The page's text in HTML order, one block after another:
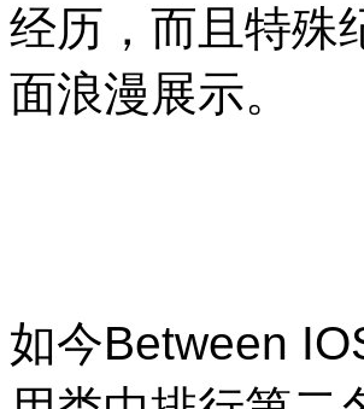
经历，而且特殊
面浪漫展示。
如今Between